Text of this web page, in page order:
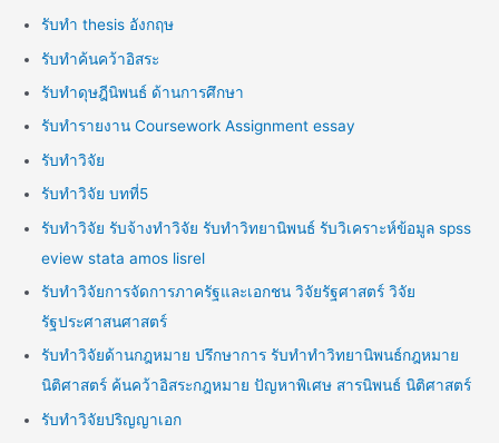
รับทำ thesis อังกฤษ
รับทำค้นคว้าอิสระ
รับทำดุษฎีนิพนธ์ ด้านการศึกษา
รับทำรายงาน Coursework Assignment essay
รับทำวิจัย
รับทำวิจัย บทที่5
รับทำวิจัย รับจ้างทำวิจัย รับทำวิทยานิพนธ์ รับวิเคราะห์ข้อมูล spss
eview stata amos lisrel
รับทำวิจัยการจัดการภาครัฐและเอกชน วิจัยรัฐศาสตร์ วิจัย
รัฐประศาสนศาสตร์
รับทำวิจัยด้านกฎหมาย ปรึกษาการ รับทำทำวิทยานิพนธ์กฎหมาย
นิติศาสตร์ ค้นคว้าอิสระกฎหมาย ปัญหาพิเศษ สารนิพนธ์ นิติศาสตร์
รับทำวิจัยปริญญาเอก